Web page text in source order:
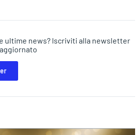
ultime news? Iscriviti alla newsletter